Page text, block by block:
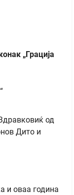
„Грација
од
Дито и
и оваа година